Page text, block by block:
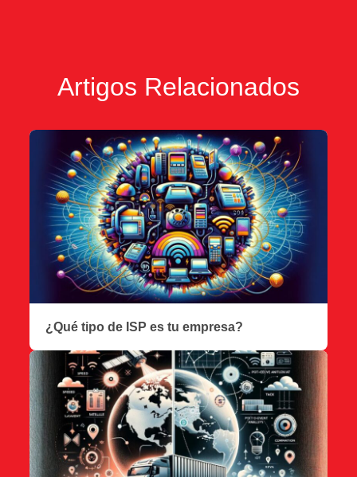
Artigos Relacionados
¿Qué tipo de ISP es tu empresa?